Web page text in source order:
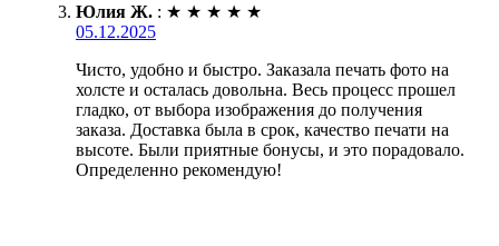
Юлия Ж. : ★ ★ ★ ★ ★
05.12.2025
Чисто, удобно и быстро. Заказала печать фото на
холсте и осталась довольна. Весь процесс прошел
гладко, от выбора изображения до получения
заказа. Доставка была в срок, качество печати на
высоте. Были приятные бонусы, и это порадовало.
Определенно рекомендую!